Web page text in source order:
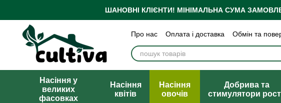
Перейти до основного контентуШАНОВНІ КЛІЄНТИ! МІНІМАЛЬНА СУМА
Про нас Оплата і доставка Обмін та
Бренди
Блог Політика конфіденційності
Публічна оферта
Насіння у
великих
фасовках
Насіння
квітів
Насіння
овочів
Добрива та
стимулятори